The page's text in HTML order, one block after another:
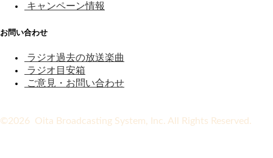
キャンペーン情報
お問い合わせ
ラジオ過去の放送楽曲
ラジオ目安箱
ご意見・お問い合わせ
©2026 Oita Broadcasting System, Inc. All Rights Reserved.